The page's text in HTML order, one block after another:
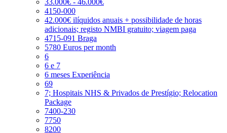
4150-000
42.000€ ilíquidos anuais + possibilidade de horas
adicionais; registo NMBI gratuito; viagem paga
4715-091 Braga
5780 Euros per month
6
6 e 7
6 meses Experiência
69
7; Hospitais NHS & Privados de Prestígio; Relocation
Package
7400-230
7750
8200